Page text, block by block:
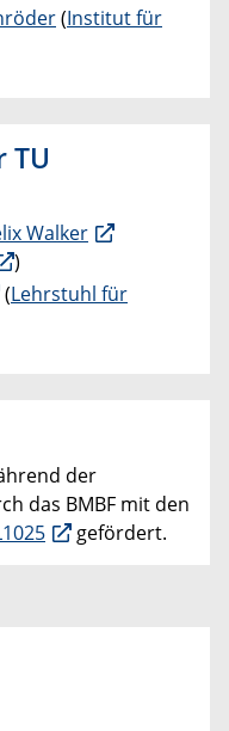
(Institut für
TU
Walker
)
(Lehrstuhl für
der
das BMBF mit den
gefördert.